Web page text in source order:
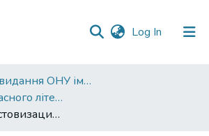
Log In (current)
Наукові видання ОНУ імені І. І. Мечникова
Проблеми сучасного літературознавства
Принцип «шестовизации» в статьях Л. Шестова о литературе